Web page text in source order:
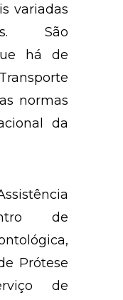
variadas
São
há de
normas
da
de
Prótese
de